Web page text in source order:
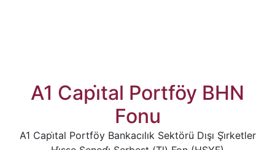
A1 Capi̇tal Portföy BHN
Fonu
A1 Capi̇tal Portföy Bankacılık Sektörü Dışı Şi̇rketler